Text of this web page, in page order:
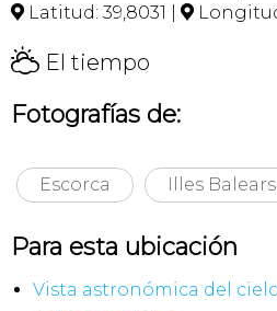
 Latitud: 39,8031 | 
H El tiempo
Fotografías de:
Escorca Illes Balears
Para esta ubicación
Vista astronómica del